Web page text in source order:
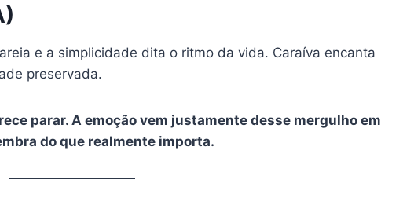
e a simplicidade dita o ritmo da vida. Caraíva encanta
preservada.
parar. A emoção vem justamente desse mergulho em
do que realmente importa.